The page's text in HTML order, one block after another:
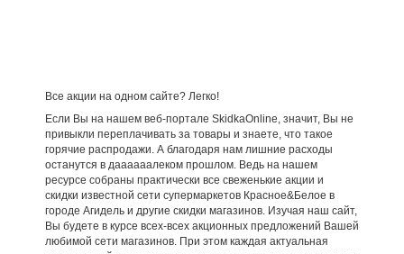
Все акции на одном сайте? Легко!
Если Вы на нашем веб-портале SkidkaOnline, значит, Вы не
привыкли переплачивать за товары и знаете, что такое
горячие распродажи. А благодаря нам лишние расходы
останутся в даааааалеком прошлом. Ведь на нашем
ресурсе собраны практически все свеженькие акции и
скидки известной сети супермаркетов Красное&Белое в
городе Агидель и другие скидки магазинов. Изучая наш сайт,
Вы будете в курсе всех-всех акционных предложений Вашей
любимой сети магазинов. При этом каждая актуальная